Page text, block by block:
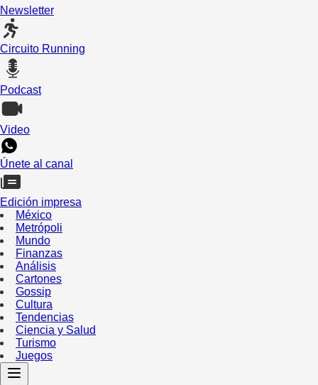
Newsletter
Circuito Running
Podcast
Video
Únete al canal
Edición impresa
México
Metrópoli
Mundo
Finanzas
Análisis
Cartones
Gossip
Cultura
Tendencias
Ciencia y Salud
Turismo
Juegos